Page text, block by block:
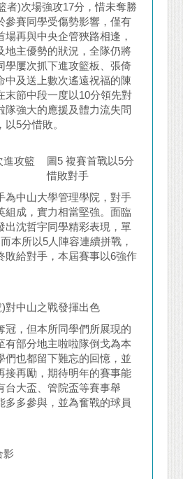
者)次場強攻17分，惜未奪勝
賽同學受傷勢影響，僅有
場再與中央企管狹路相逢，
地主優勢的狀況，全隊仍將
學屢次抓下進攻籃板、張倚
中及送上數次遙遠祝福的陳
末節中段一度以10分領先對
隊強大的應援及體力流失問
5分惜敗。
進攻籃
圖5 複賽首戰以5分
惜敗對手
中山大學管理學院，對手
組成，實力相當堅強。面臨
出沈哲宇同學精彩表現，單
本所以5人陣容連續拼戰，
敗給對手，本屆賽事以6強作
對中山之戰發揮出色
，但本所同學們所展現的
有部分地主啦啦隊倒戈為本
們也都留下難忘的回憶，並
接再勵，期待明年的賽事能
台大盃、管院盃等賽事舉
多多參與，並為奮戰的球員
影